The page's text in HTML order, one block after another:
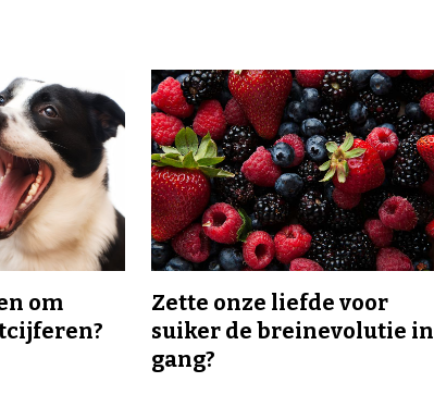
om
Zette onze liefde voor
suiker de breinevolutie in
gang?